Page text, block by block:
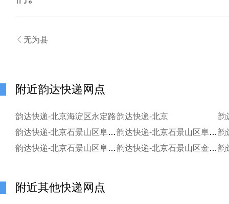
 无为县
附近韵达快递网点
韵达快递-北京海淀区永定路韵达快递-北京
韵达快递-北京石景山区阜石路
韵达快递-北京石景山区阜石路公司田村分部
韵达快递-北京石景山区阜石路阜石路寄存分部
韵达快递-北京石景山区金顶街韵
附近其他快递网点